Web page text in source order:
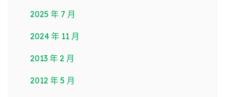
2025 年 7 月
2024 年 11 月
2013 年 2 月
2012 年 5 月